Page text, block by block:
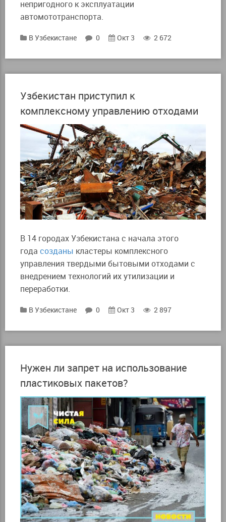
непригодного к эксплуатации
автомототранспорта.
В Узбекистане 0 Окт 3 2 672
Узбекистан приступил к
комплексному управлению отходами
В 14 городах Узбекистана с начала этого
года созданы кластеры комплексного
управления твердыми бытовыми отходами с
внедрением технологий их утилизации и
переработки.
В Узбекистане 0 Окт 3 2 897
Нужен ли запрет на использование
пластиковых пакетов?